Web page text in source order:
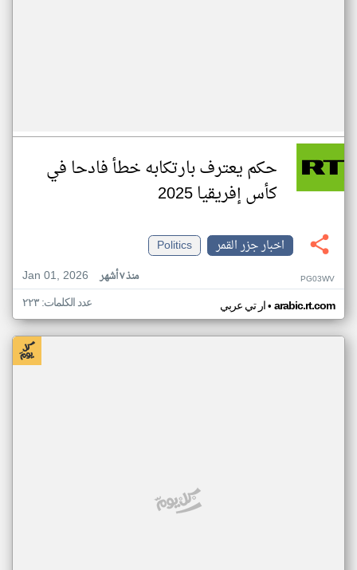
حكم يعترف بارتكابه خطأ فادحا في
كأس إفريقيا 2025
اخبار جزر القمر
Politics
Jan 01, 2026
منذ ٧ أشهر PG03WV
ار تي عربي• arabic.rt.com عدد الكلمات: ٢٢٣